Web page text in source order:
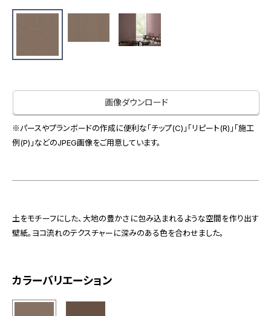
画像ダウンロード
お役立ち資料
サンプル・カタログ請求／お問い合わせ（ビジネスのお客様）
非住宅案件に関するお問い合わせ
スペースソリューション事業
オフィスソリューション事業
会社情報
画像ダウンロード
※パースやプランボードの作成に便利な「チップ(C)」「リピート(R)」「施工
例(P)」などのJPEG画像をご用意しています。
土をモチーフにした、大地の豊かさに包み込まれるような空間を作り出す
壁紙。ヨコ流れのテクスチャーに深みのある色を合わせました。
カラーバリエーション